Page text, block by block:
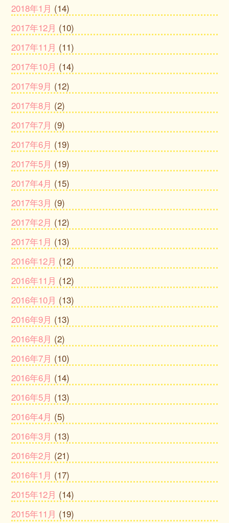
2018年1月 (14)
2017年12月 (10)
2017年11月 (11)
2017年10月 (14)
2017年9月 (12)
2017年8月 (2)
2017年7月 (9)
2017年6月 (19)
2017年5月 (19)
2017年4月 (15)
2017年3月 (9)
2017年2月 (12)
2017年1月 (13)
2016年12月 (12)
2016年11月 (12)
2016年10月 (13)
2016年9月 (13)
2016年8月 (2)
2016年7月 (10)
2016年6月 (14)
2016年5月 (13)
2016年4月 (5)
2016年3月 (13)
2016年2月 (21)
2016年1月 (17)
2015年12月 (14)
2015年11月 (19)